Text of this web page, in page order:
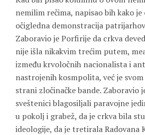
nemilim rečima, napisao bih kako
očigledna demonstracija
Zaboravio je Porfirije da crkva
nije išla nikakvim trećim putem,
između krvoločnih nacionalista i
nastrojenih kosmpolita, već je
strani zločinačke bande. Zaboravio
sveštenici blagosiljali paravojne
u pokolj i grabež, da je crkva bila
ideologije, da je tretirala Radovana